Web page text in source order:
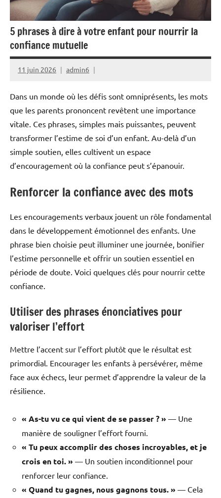
5 phrases à dire à votre enfant pour nourrir la
confiance mutuelle
11 juin 2026 admin6
Dans un monde où les défis sont omniprésents, les mots
que les parents prononcent revêtent une importance
vitale. Ces phrases, simples mais puissantes, peuvent
transformer l’estime de soi d’un enfant. Au-delà d’un
simple soutien, elles cultivent un espace
d’encouragement où la confiance peut s’épanouir.
Renforcer la confiance avec des mots
Les encouragements verbaux jouent un rôle fondamental
dans le développement émotionnel des enfants. Une
phrase bien choisie peut illuminer une journée, bonifier
l’estime personnelle et offrir un soutien essentiel en
période de doute. Voici quelques clés pour nourrir cette
confiance.
Utiliser des phrases énonciatives pour
valoriser l’effort
Mettre l’accent sur l’effort plutôt que le résultat est
primordial. Encourager les enfants à persévérer, même
face aux échecs, leur permet d’apprendre la valeur de la
résilience.
« As-tu vu ce qui vient de se passer ? » — Une
manière de souligner l’effort fourni.
« Tu peux accomplir des choses incroyables, et je
crois en toi. » — Un soutien inconditionnel pour
renforcer leur confiance.
« Quand tu gagnes, nous gagnons tous. » — Cela